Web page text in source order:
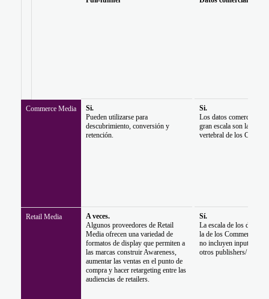
Commerce Media
Retail Media
Si.
Pueden utilizarse para
descubrimiento, conversión y
retención.
A veces.
Algunos proveedores de Retail
Media ofrecen una variedad de
formatos de display que permiten a
las marcas construir Awareness,
aumentar las ventas en el punto de
compra y hacer retargeting entre las
audiencias de retailers.
Si.
Los datos comerciales
gran escala son la
vertebral de los
Sí.
La escala de los datos
la de los Commerce
no incluyen inputs de
otros publishers/